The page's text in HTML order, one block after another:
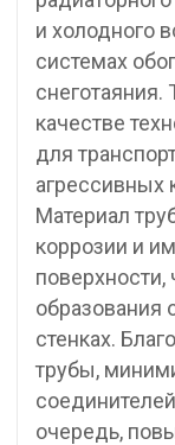
и холодного
системах
снеготаяния.
качестве
для
агрессивных
Материал
коррозии и
поверхности,
образования
стенках.
трубы,
очередь,